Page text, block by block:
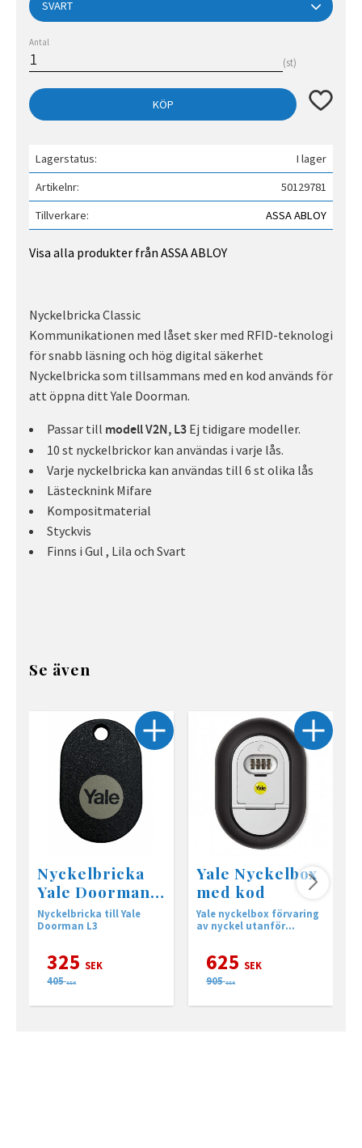
Antal
st
KÖP Lägg till
Lagerstatus
I lager
Artikelnr
50129781
Tillverkare
ASSA ABLOY
Visa alla produkter från ASSA ABLOY
Nyckelbricka Classic
Kommunikationen med låset sker med RFID-teknologi
för snabb läsning och hög digital säkerhet
Nyckelbricka som tillsammans med en kod används för
att öppna ditt Yale Doorman.
Passar till modell V2N, L3 Ej tidigare modeller.
10 st nyckelbrickor kan användas i varje lås.
Varje nyckelbricka kan användas till 6 st olika lås
Lästecknink Mifare
Kompositmaterial
Styckvis
Finns i Gul , Lila och Svart
Se även
Nyckelbricka
Yale Doorman
L3
Nyckelbricka till Yale
Doorman L3
325 SEK
405 SEK
Yale Nyckelbox
med kod
Yale nyckelbox förvaring
av nyckel utanför
625 SEK
905 SEK